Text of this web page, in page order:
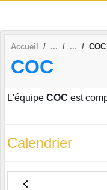
Accueil COC
COC
L'équipe COC est
Calendrier